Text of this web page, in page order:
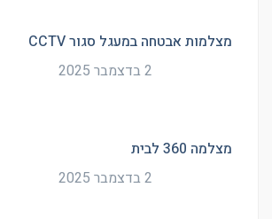
מצלמות אבטחה במעגל סגור CCTV
2 בדצמבר 2025
מצלמה 360 לבית
2 בדצמבר 2025